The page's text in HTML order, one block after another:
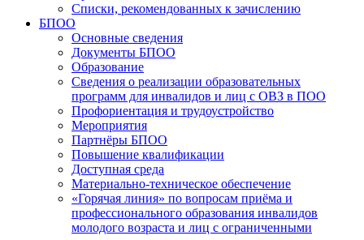
Списки, рекомендованных к зачислению
БПОО
Основные сведения
Документы БПОО
Образование
Сведения о реализации образовательных
программ для инвалидов и лиц с ОВЗ в ПОО
Профориентация и трудоустройство
Мероприятия
Партнёры БПОО
Повышение квалификации
Доступная среда
Материально-техническое обеспечение
«Горячая линия» по вопросам приёма и
профессионального образования инвалидов
молодого возраста и лиц с ограниченными